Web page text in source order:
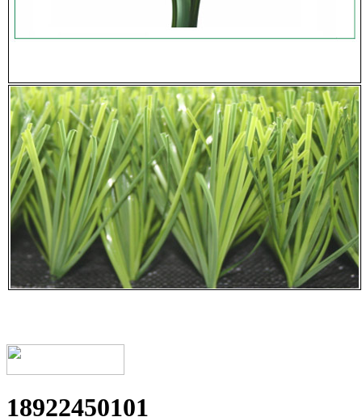
18922450101